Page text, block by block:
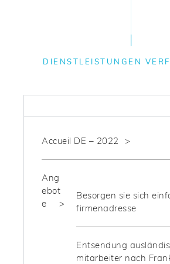
DIENSTLEISTUNGEN
Accueil DE – 2022
Ang
ebot
e
Besorgen sie sich
firmenadresse
Entsendung
mitarbeiter nach